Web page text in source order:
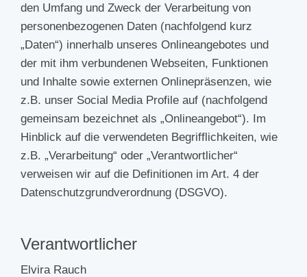
den Umfang und Zweck der Verarbeitung von
personenbezogenen Daten (nachfolgend kurz
„Daten“) innerhalb unseres Onlineangebotes und
der mit ihm verbundenen Webseiten, Funktionen
und Inhalte sowie externen Onlinepräsenzen, wie
z.B. unser Social Media Profile auf (nachfolgend
gemeinsam bezeichnet als „Onlineangebot“). Im
Hinblick auf die verwendeten Begrifflichkeiten, wie
z.B. „Verarbeitung“ oder „Verantwortlicher“
verweisen wir auf die Definitionen im Art. 4 der
Datenschutzgrundverordnung (DSGVO).
Verantwortlicher
Elvira Rauch